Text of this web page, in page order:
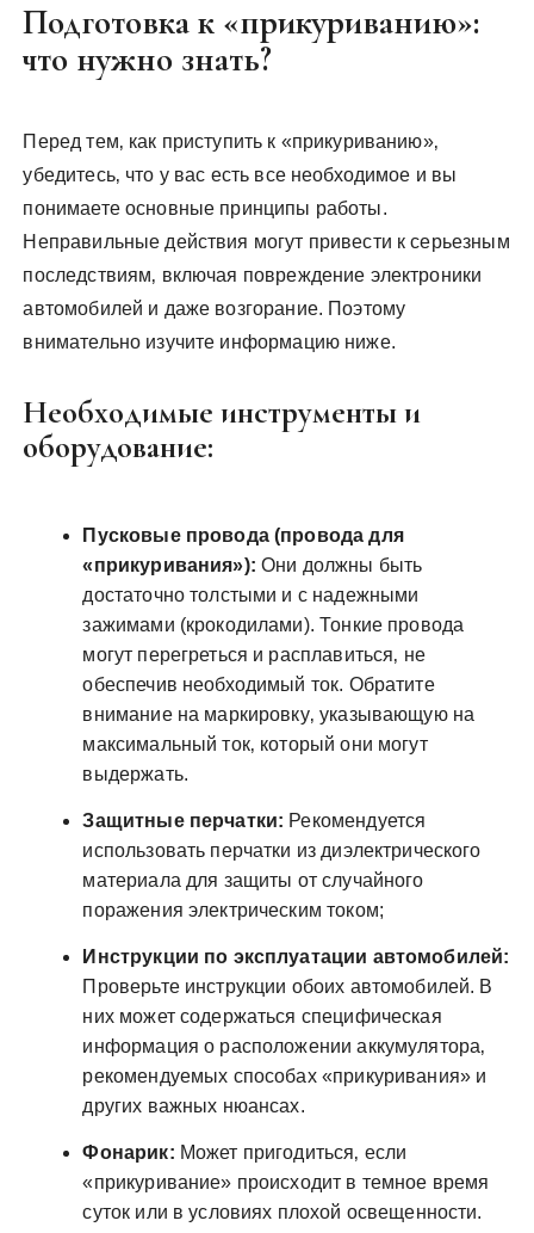
Подготовка к «прикуриванию»:
что нужно знать?
Перед тем‚ как приступить к «прикуриванию»‚
убедитесь‚ что у вас есть все необходимое и вы
понимаете основные принципы работы.
Неправильные действия могут привести к серьезным
последствиям‚ включая повреждение электроники
автомобилей и даже возгорание. Поэтому
внимательно изучите информацию ниже.
Необходимые инструменты и
оборудование:
Пусковые провода (провода для
«прикуривания»): Они должны быть
достаточно толстыми и с надежными
зажимами (крокодилами). Тонкие провода
могут перегреться и расплавиться‚ не
обеспечив необходимый ток. Обратите
внимание на маркировку‚ указывающую на
максимальный ток‚ который они могут
выдержать.
Защитные перчатки: Рекомендуется
использовать перчатки из диэлектрического
материала для защиты от случайного
поражения электрическим током;
Инструкции по эксплуатации автомобилей:
Проверьте инструкции обоих автомобилей. В
них может содержаться специфическая
информация о расположении аккумулятора‚
рекомендуемых способах «прикуривания» и
других важных нюансах.
Фонарик: Может пригодиться‚ если
«прикуривание» происходит в темное время
суток или в условиях плохой освещенности.